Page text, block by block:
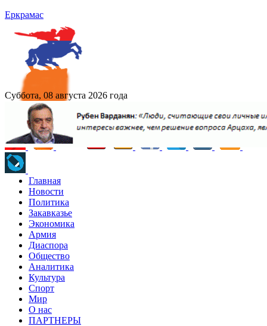
Еркрамас
Суббота, 08 августа 2026 года
Главная
Новости
Политика
Закавказье
Экономика
Армия
Диаспора
Общество
Аналитика
Культура
Спорт
Мир
О нас
ПАРТНЕРЫ